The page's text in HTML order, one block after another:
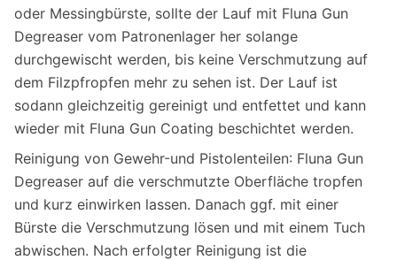
oder Messingbürste, sollte der Lauf mit Fluna Gun
Degreaser vom Patronenlager her solange
durchgewischt werden, bis keine Verschmutzung auf
dem Filzpfropfen mehr zu sehen ist. Der Lauf ist
sodann gleichzeitig gereinigt und entfettet und kann
wieder mit Fluna Gun Coating beschichtet werden.
Reinigung von Gewehr-und Pistolenteilen: Fluna Gun
Degreaser auf die verschmutzte Oberfläche tropfen
und kurz einwirken lassen. Danach ggf. mit einer
Bürste die Verschmutzung lösen und mit einem Tuch
abwischen. Nach erfolgter Reinigung ist die